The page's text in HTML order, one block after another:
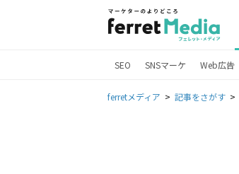
SEO SNSマーケ Web広告
ferretメディア 記事をさがす